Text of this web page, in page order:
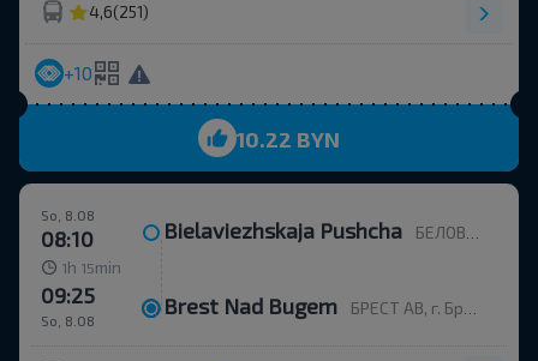
4,6(251)
+10
10.22 BYN
So, 8.08
08:10 Bielaviezhskaja Pushcha БЕЛОВЕЖСКАЯ ПУЩА, Каменюкский с/с Каменецкий р-н БРЕСТСКАЯ ОБЛ. Беларусь
1h 15 min
So, 8.08
09:25 Brest Nad Bugem БРЕСТ АВ, г. Брест, ул. Орджоникидзе, 12, Беларусь